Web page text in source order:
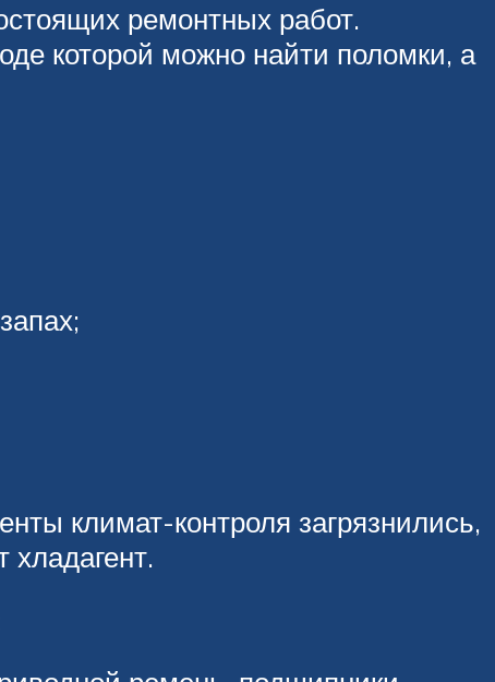
ремонтных работ.
которой можно найти поломки, а
климат-контроля загрязнились,